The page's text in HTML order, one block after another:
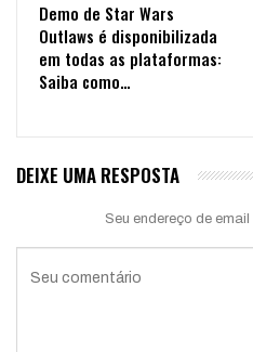
Demo de Star Wars
Outlaws é disponibilizada
em todas as plataformas:
Saiba como…
DEIXE UMA RESPOSTA
Seu endereço de